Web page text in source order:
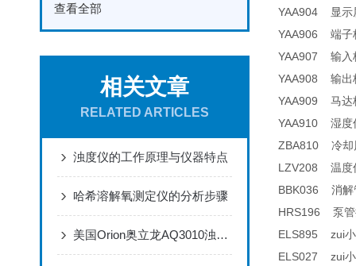
查看全部
相关文章
RELATED ARTICLES
浊度仪的工作原理与仪器特点
哈希溶解氧测定仪的分析步骤
美国Orion奥立龙AQ3010浊度仪特点
YAA904 显示
YAA906 端
YAA907 输入
YAA908 输出
YAA909 马
YAA910 湿度
ZBA810 冷
LZV208 温度
BBK036 消
HRS196 泵
ELS895 zui小
ELS027 zui小